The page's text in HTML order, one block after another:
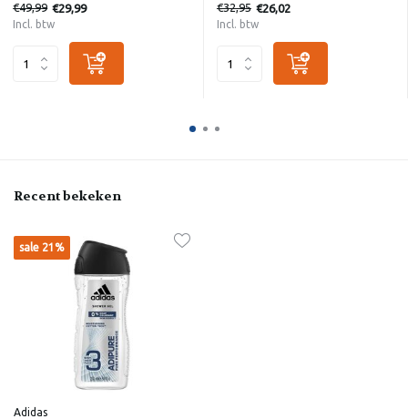
€49,99 €29,99
Incl. btw
€32,95 €26,02
Incl. btw
Recent bekeken
sale 21%
Adidas